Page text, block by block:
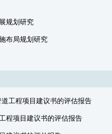
规划研究
布局规划研究
工程项目建议书的评估报告
程项目建议书的评估报告